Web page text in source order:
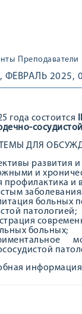
Преподаватели
ФЕВРАЛЬ 2025,
года состоится
ДЛЯ
развития
и
профилактика и
больных
патологией;
больных;
информация